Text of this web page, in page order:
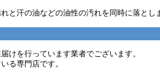
と汗の油などの油性の汚れを同時に落とし
けを行っています業者でございます。
る専門店です。